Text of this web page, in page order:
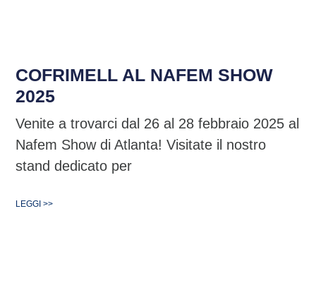
COFRIMELL AL NAFEM SHOW
2025
Venite a trovarci dal 26 al 28 febbraio 2025 al
Nafem Show di Atlanta! Visitate il nostro
stand dedicato per
LEGGI >>